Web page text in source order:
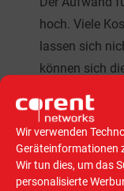
Wir verwenden
Geräteinformationen
Wir tun dies, um das
personalisierte
hoch. Viele
lassen sich
können sich
angepasst
von IT-
stehen